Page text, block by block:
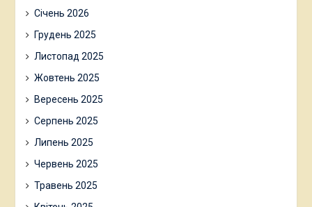
Січень 2026
Грудень 2025
Листопад 2025
Жовтень 2025
Вересень 2025
Серпень 2025
Липень 2025
Червень 2025
Травень 2025